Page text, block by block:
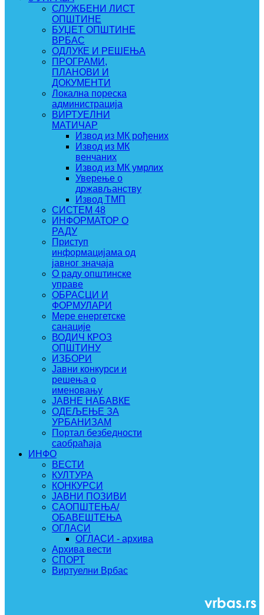
СЛУЖБЕНИ ЛИСТ
ОПШТИНЕ
БУЏЕТ ОПШТИНЕ
ВРБАС
ОДЛУКЕ И РЕШЕЊА
ПРОГРАМИ,
ПЛАНОВИ И
ДОКУМЕНТИ
Локална пореска
администрација
ВИРТУЕЛНИ
МАТИЧАР
Извод из МК рођених
Извод из МК
венчаних
Извод из МК умрлих
Уверење о
држављанству
Извод ТМП
СИСТЕМ 48
ИНФОРМАТОР О
РАДУ
Приступ
информацијама од
јавног значаја
О раду општинске
управе
ОБРАСЦИ И
ФОРМУЛАРИ
Мере енергетске
санације
ВОДИЧ КРОЗ
ОПШТИНУ
ИЗБОРИ
Јавни конкурси и
решења о
именовању
ЈАВНЕ НАБАВКЕ
ОДЕЉЕЊЕ ЗА
УРБАНИЗАМ
Портал безбедности
саобраћаја
ИНФО
ВЕСТИ
КУЛТУРА
КОНКУРСИ
ЈАВНИ ПОЗИВИ
САОПШТЕЊА/
ОБАВЕШТЕЊА
ОГЛАСИ
ОГЛАСИ - архива
Архива вести
СПОРТ
Виртуелни Врбас